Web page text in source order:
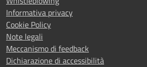
Informativa privacy
Cookie Policy
Note legali
Meccanismo di feedback
Dichiarazione di accessibilità